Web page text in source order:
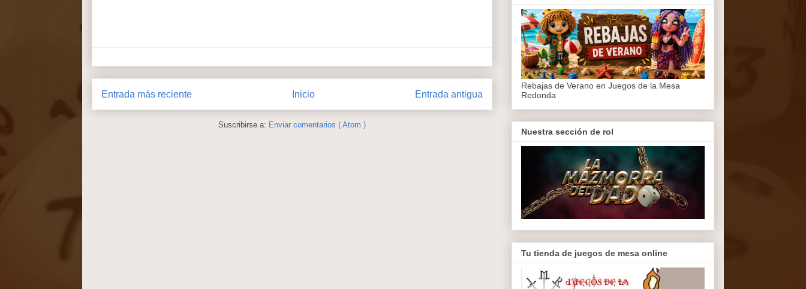
Entrada más reciente Entrada antigua
Inicio
Suscribirse a: Enviar comentarios ( Atom )
Rebajas de Verano en Juegos de la Mesa
Redonda
Nuestra sección de rol
Tu tienda de juegos de mesa online